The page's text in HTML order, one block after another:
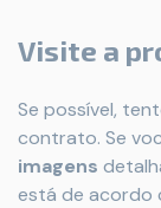
Visite a
Se possível,
contrato. Se
imagens
está de acordo